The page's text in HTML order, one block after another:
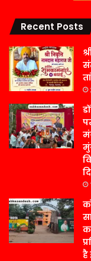
Recent Posts
है